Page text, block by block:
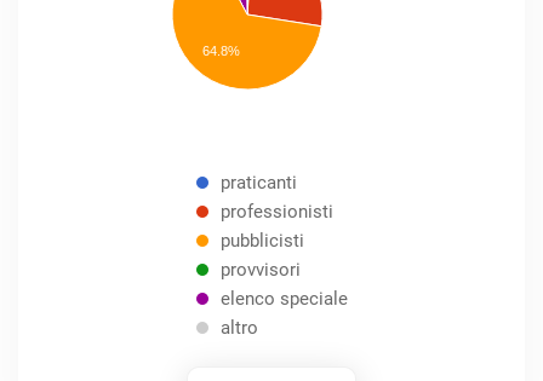
64.8%
praticanti
professionisti
pubblicisti
provvisori
elenco speciale
altro